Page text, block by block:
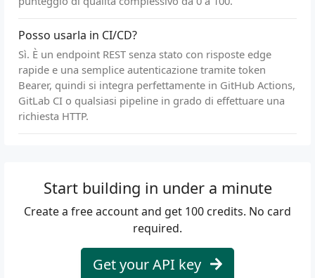
Posso usarla in CI/CD?
Sì. È un endpoint REST senza stato con risposte edge
rapide e una semplice autenticazione tramite token
Bearer, quindi si integra perfettamente in GitHub Actions,
GitLab CI o qualsiasi pipeline in grado di effettuare una
richiesta HTTP.
Start building in under a minute
Create a free account and get 100 credits. No card
required.
Get your API key